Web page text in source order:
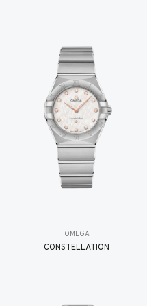
OMEGA
CONSTELLATION